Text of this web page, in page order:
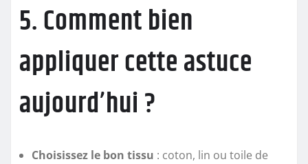
5. Comment bien
appliquer cette astuce
aujourd’hui ?
Choisissez le bon tissu : coton, lin ou toile de